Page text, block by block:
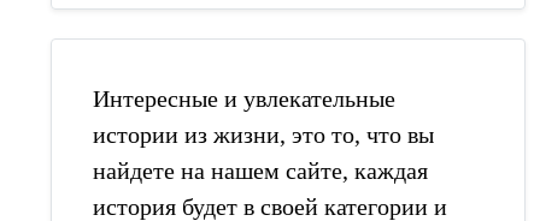
Интересные и увлекательные
истории из жизни, это то, что вы
найдете на нашем сайте, каждая
история будет в своей категории и